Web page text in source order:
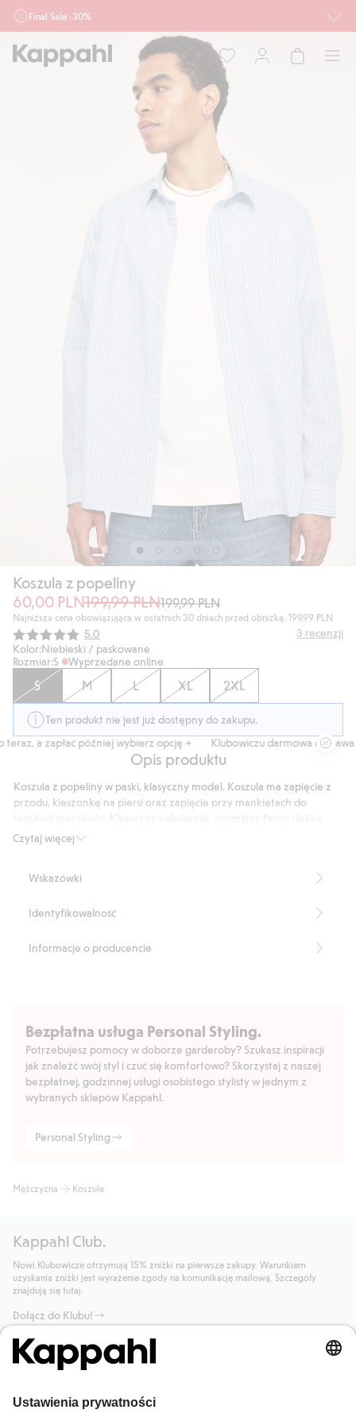
Final Sale -30%
Ważne przy zakupie min. 2 sztuk produktów włączonych w ofertę, również z
działu outlet do 10.8 w sklepach Kappahl i Newbie oraz na kappahl.com. Ofert
nie łączymy
Mężczyzna Dziecko
Koszula z popeliny
60,00 PLN199,99 PLN199,99 PLN
Najniższa cena obowiązująca w ostatnich 30 dniach przed obniżką: 199,99 PLN
Średnia ocena:
5.0 3 recenzji
Kolor:Niebieski / paskowane
Rozmiar:S Wyprzedane online
S M L XL 2XL
Ten produkt nie jest już dostępny do zakupu.
a zapłać później wybierz opcję +
Klubowiczu darmowa dostawa
Opis produktu
Czytaj więcej
Koszula z popeliny w paski, klasyczny model. Koszula ma zapięcie z
przodu, kieszonkę na piersi oraz zapięcie przy mankietach do
zaokrąglona krawędź dolna.
Długość: 78 cm w rozmiarze M
Wskazówki
Identyfikowalność
Informacje o producencie
Bezpłatna usługa Personal Styling.
Potrzebujesz pomocy w doborze garderoby? Szukasz inspiracji
jak znaleźć swój styl i czuć się komfortowo? Skorzystaj z naszej
bezpłatnej, godzinnej usługi osobistego stylisty w jednym z
wybranych sklepów Kappahl.
Personal Styling
Mężczyzna Koszule
Kappahl Club.
Nowi Klubowicze otrzymują 15% zniżki na pierwsze zakupy. Warunkiem
uzyskania zniżki jest wyrażenie zgody na komunikację mailową. Szczegóły
znajdują się tutaj.
Dołącz do Klubu!